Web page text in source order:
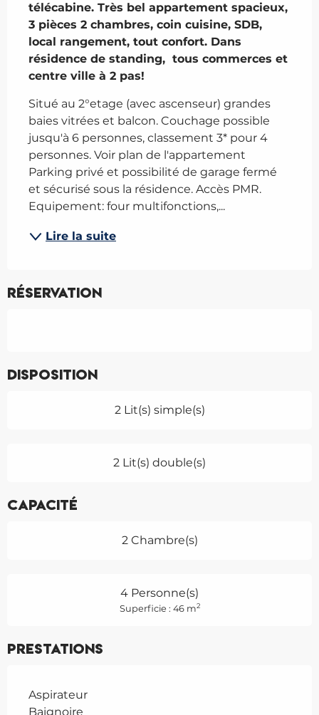
télécabine. Très bel appartement spacieux,
3 pièces 2 chambres, coin cuisine, SDB,
local rangement, tout confort. Dans
résidence de standing,  tous commerces et
centre ville à 2 pas!
Situé au 2°etage (avec ascenseur) grandes
baies vitrées et balcon. Couchage possible
jusqu'à 6 personnes, classement 3* pour 4
personnes. Voir plan de l'appartement
Parking privé et possibilité de garage fermé
et sécurisé sous la résidence. Accès PMR.
Equipement: four multifonctions,...
Lire la suite
Réservation
Disposition
2 Lit(s) simple(s)
2 Lit(s) double(s)
Capacité
2 Chambre(s)
4 Personne(s)
Superficie : 46 m2
Prestations
Aspirateur
Baignoire